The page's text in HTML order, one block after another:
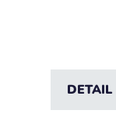
DETAIL